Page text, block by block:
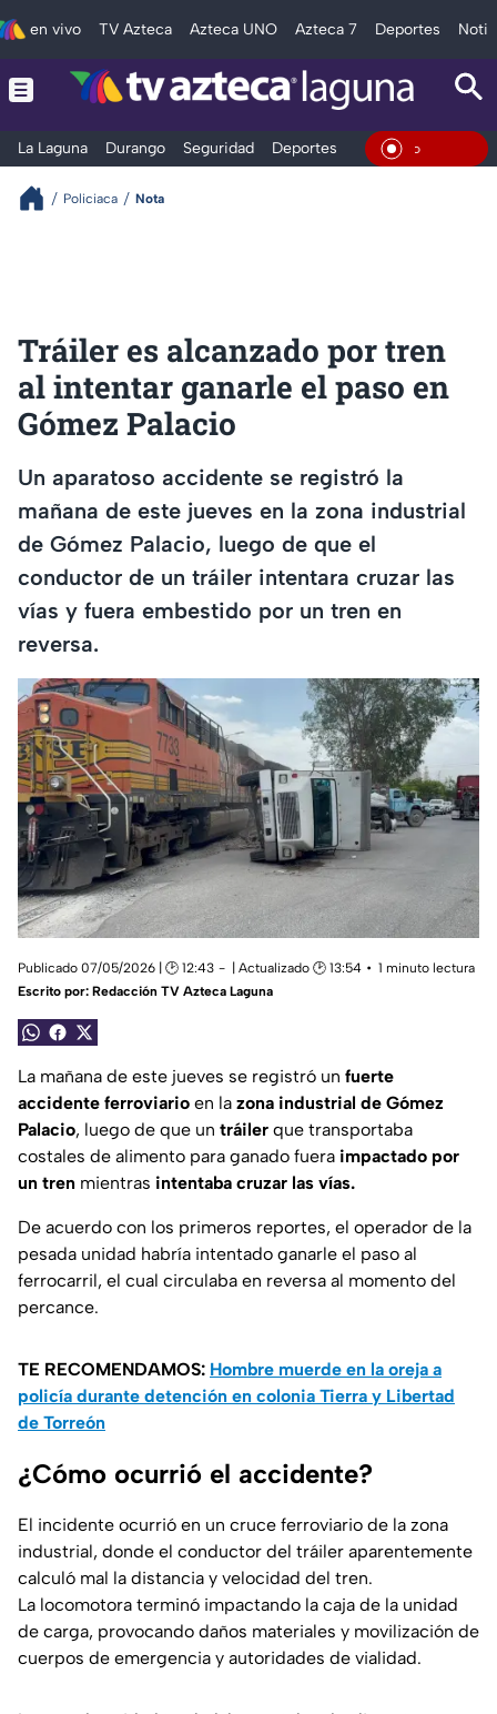
en vivo TV Azteca Azteca UNO Azteca 7 Deportes
La Laguna Durango Seguridad Deportes EntretenimientoEn Vivo
Policiaca Nota
Tráiler es alcanzado por tren
al intentar ganarle el paso en
Gómez Palacio
Un aparatoso accidente se registró la
mañana de este jueves en la zona industrial
de Gómez Palacio, luego de que el
conductor de un tráiler intentara cruzar las
vías y fuera embestido por un tren en
reversa.
Publicado 07/05/2026 | 🕑 12:43 | Actualizado 🕑 13:54
1 minuto lectura
Escrito por: Redacción TV Azteca Laguna
La mañana de este jueves se registró un fuerte
accidente ferroviario en la zona industrial de Gómez
Palacio, luego de que un tráiler que transportaba
costales de alimento para ganado fuera impactado por
un tren mientras intentaba cruzar las vías.
De acuerdo con los primeros reportes, el operador de la
pesada unidad habría intentado ganarle el paso al
ferrocarril, el cual circulaba en reversa al momento del
percance.
TE RECOMENDAMOS: Hombre muerde en la oreja a
policía durante detención en colonia Tierra y Libertad
de Torreón
¿Cómo ocurrió el accidente?
El incidente ocurrió en un cruce ferroviario de la zona
industrial, donde el conductor del tráiler aparentemente
calculó mal la distancia y velocidad del tren.
La locomotora terminó impactando la caja de la unidad
de carga, provocando daños materiales y movilización de
cuerpos de emergencia y autoridades de vialidad.